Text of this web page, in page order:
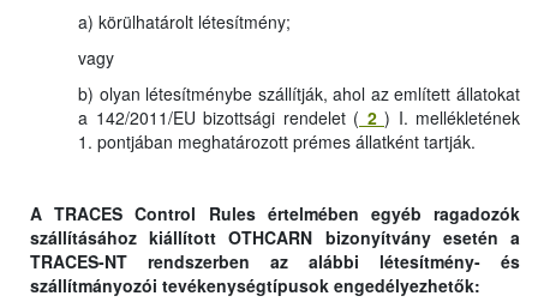
a) körülhatárolt létesítmény;
vagy
b) olyan létesítménybe szállítják, ahol az említett állatokat
a 142/2011/EU bizottsági rendelet ( 2 ) I. mellékletének
1. pontjában meghatározott prémes állatként tartják.
A TRACES Control Rules értelmében egyéb ragadozók
szállításához kiállított OTHCARN bizonyítvány esetén a
TRACES-NT rendszerben az alábbi létesítmény- és
szállítmányozói tevékenységtípusok engedélyezhetők: